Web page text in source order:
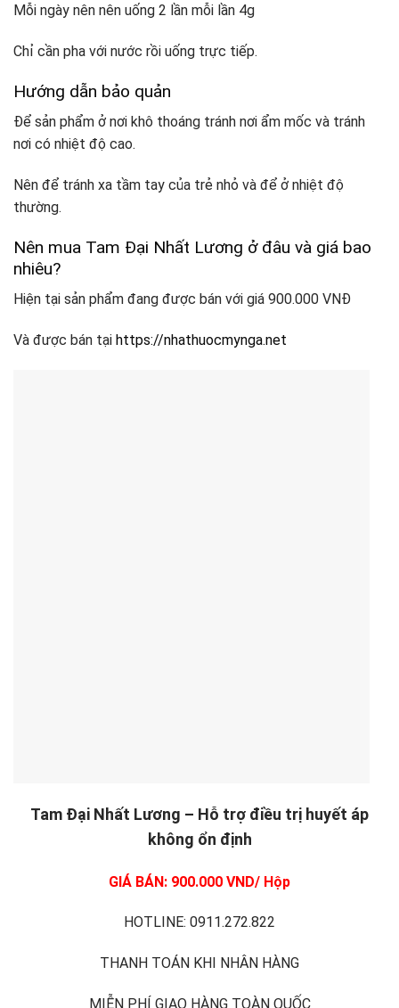
Mỗi ngày nên nên uống 2 lần mỗi lần 4g
Chỉ cần pha với nước rồi uống trực tiếp.
Hướng dẫn bảo quản
Để sản phẩm ở nơi khô thoáng tránh nơi ẩm mốc và tránh
nơi có nhiệt độ cao.
Nên để tránh xa tầm tay của trẻ nhỏ và để ở nhiệt độ
thường.
Nên mua Tam Đại Nhất Lương ở đâu và giá bao
nhiêu?
Hiện tại sản phẩm đang được bán với giá 900.000 VNĐ
Và được bán tại https://nhathuocmynga.net
Tam Đại Nhất Lương – Hỗ trợ điều trị huyết áp
không ổn định
GIÁ BÁN: 900.000 VND/ Hộp
HOTLINE: 0911.272.822
THANH TOÁN KHI NHÂN HÀNG
MIỄN PHÍ GIAO HÀNG TOÀN QUỐC